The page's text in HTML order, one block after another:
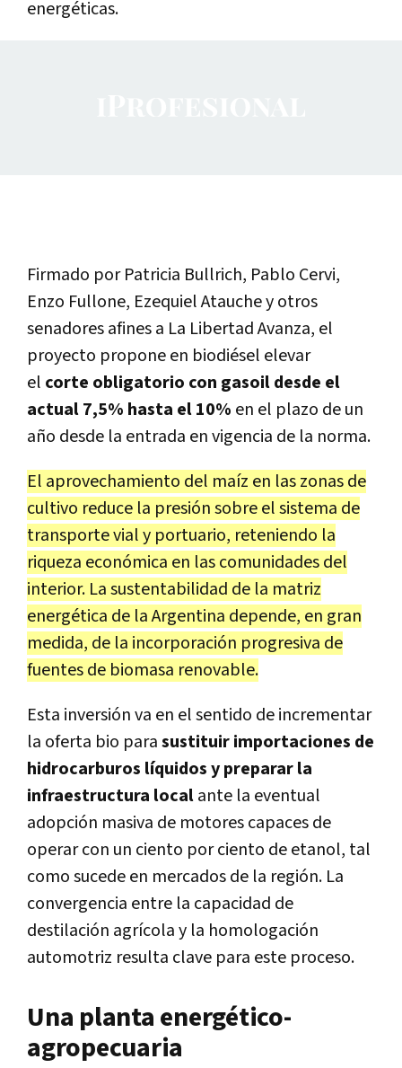
energéticas.
Firmado por Patricia Bullrich, Pablo Cervi,
Enzo Fullone, Ezequiel Atauche y otros
senadores afines a La Libertad Avanza, el
proyecto propone en biodiésel elevar
el corte obligatorio con gasoil desde el
actual 7,5% hasta el 10% en el plazo de un
año desde la entrada en vigencia de la norma.
El aprovechamiento del maíz en las zonas de
cultivo reduce la presión sobre el sistema de
transporte vial y portuario, reteniendo la
riqueza económica en las comunidades del
interior. La sustentabilidad de la matriz
energética de la Argentina depende, en gran
medida, de la incorporación progresiva de
fuentes de biomasa renovable.
Esta inversión va en el sentido de incrementar
la oferta bio parasustituir importaciones de
hidrocarburos líquidos y preparar la
infraestructura localante la eventual
adopción masiva de motores capaces de
operar con un ciento por ciento de etanol, tal
como sucede en mercados de la región. La
convergencia entre la capacidad de
destilación agrícola y la homologación
automotriz resulta clave para este proceso.
Una planta energético-
agropecuaria